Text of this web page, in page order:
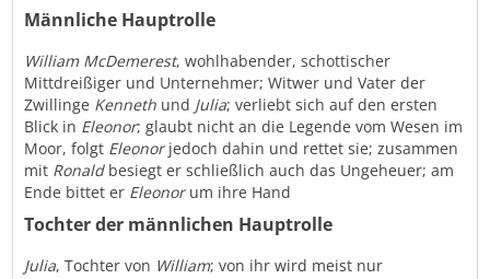
Männliche Hauptrolle
William McDemerest, wohlhabender, schottischer
Mittdreißiger und Unternehmer; Witwer und Vater der
Zwillinge Kenneth und Julia; verliebt sich auf den ersten
Blick in Eleonor; glaubt nicht an die Legende vom Wesen im
Moor, folgt Eleonorjedoch dahin und rettet sie; zusammen
mit Ronaldbesiegt er schließlich auch das Ungeheuer; am
Ende bittet er Eleonorum ihre Hand
Tochter der männlichen Hauptrolle
Julia, Tochter von William; von ihr wird meist nur